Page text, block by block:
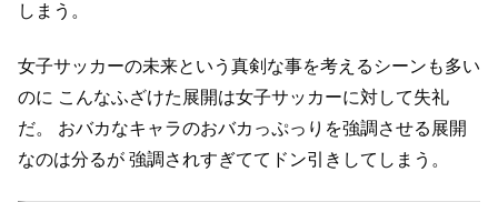
しまう。
女子サッカーの未来という真剣な事を考えるシーンも多い
のに こんなふざけた展開は女子サッカーに対して失礼
だ。
おバカなキャラのおバカっぷっりを強調させる展開
なのは分るが 強調されすぎててドン引きしてしまう。